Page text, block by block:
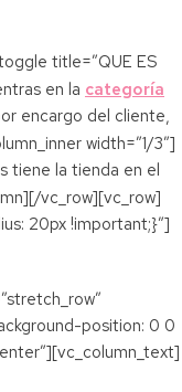
title=”QUE ES
en la categoría
encargo del cliente,
width=”1/3″]
tiene la tienda en el
vc_row][vc_row]
20px !important;}”]
position: 0 0